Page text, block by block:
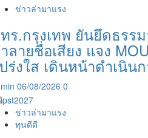
ข่าวล่ามาแรง
ร.กรุงเทพ ยันยึดธรร
ลายชื่อเสียง แจง
ร่งใส เดินหน้าดำเนิน
06/08/2026 0
ข่าวล่ามาแรง
ทุนดีดี